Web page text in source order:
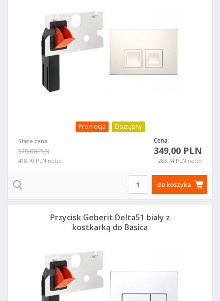
Promocja Dostępny
Stara cena
515,00 PLN
418,70 PLN netto
Cena:
349,00 PLN
283,74 PLN netto
do koszyka
Przycisk Geberit Delta51 biały z
kostkarką do Basica